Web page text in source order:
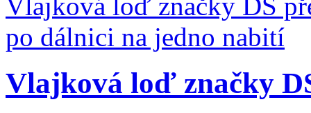
Vlajková loď značky